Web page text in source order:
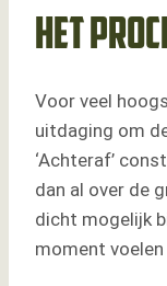
Het
Voor veel
uitdaging om
‘Achteraf’
dan al over de
dicht mogelijk
moment